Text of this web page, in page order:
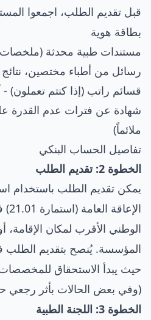
قبل تقديم الطلب، اجمعوا
بطاقة هوية
مستندات طبية محدثة
رسائل من أطباء مختصين،
قسائم راتب (إذا كنتم تعملون) - آخر 12
شهادة عن فترات عدم القدرة
ملائماً)
تفاصيل الحساب البنكي
الخطوة 2: تقديم الطلب
يمكن تقديم الطلب
الوطني الأقرب لمكان الإقامة،
المؤسسة. يُنصح بتقديم
حيث يبدأ الاستحقاق
(وفي بعض الحالات بأثر رجعي حتى 12
الخطوة 3: اللجنة الطبية